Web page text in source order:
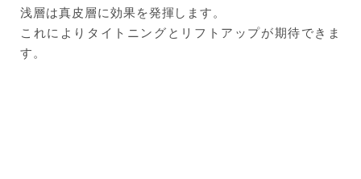
浅層は真⽪層に効果を発揮します。
これによりタイトニングとリフトアップが期待できま
す。